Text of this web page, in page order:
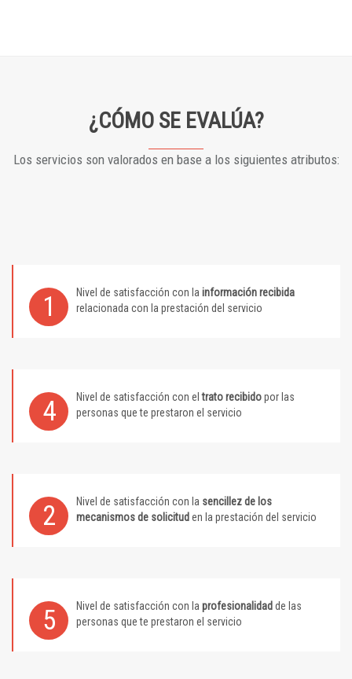
¿CÓMO SE EVALÚA?
Los servicios son valorados en base a los siguientes atributos:
1 Nivel de satisfacción con la información recibida
relacionada con la prestación del servicio
4 Nivel de satisfacción con eltrato recibidopor las
personas que te prestaron el servicio
2 Nivel de satisfacción con la sencillez de los
mecanismos de solicitud en la prestación del servicio
5 Nivel de satisfacción con la profesionalidad de las
personas que te prestaron el servicio